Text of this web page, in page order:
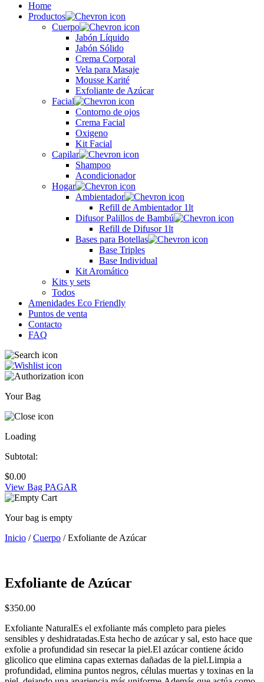
Home
Productos
Cuerpo
Jabón Líquido
Jabón Sólido
Crema Corporal
Vela para Masaje
Mousse Karité
Exfoliante de Azúcar
Facial
Contorno de ojos
Crema Facial
Oxigeno
Kit Facial
Capilar
Shampoo
Acondicionador
Hogar
Ambientador
Refill de Ambientador 1lt
Difusor Palillos de Bambú
Refill de Difusor 1lt
Bases para Botellas
Base Triples
Base Individual
Kit Aromático
Kits y sets
Todos
Amenidades Eco Friendly
Puntos de venta
Contacto
FAQ
Your Bag
Loading
Subtotal:
$0.00
View Bag PAGAR
Your bag is empty
Inicio /Cuerpo / Exfoliante de Azúcar
Exfoliante de Azúcar
$350.00
Exfoliante NaturalEs el exfoliante más completo para pieles
sensibles y deshidratadas.Esta hecho de azúcar y sal, esto hace que
exfolie a profundidad sin resecar la piel.El azúcar contiene ácido
glicolico que elimina capas externas dañadas de la piel.Limpia a
profundidad, elimina puntos negros, células muertas y toxinas en la